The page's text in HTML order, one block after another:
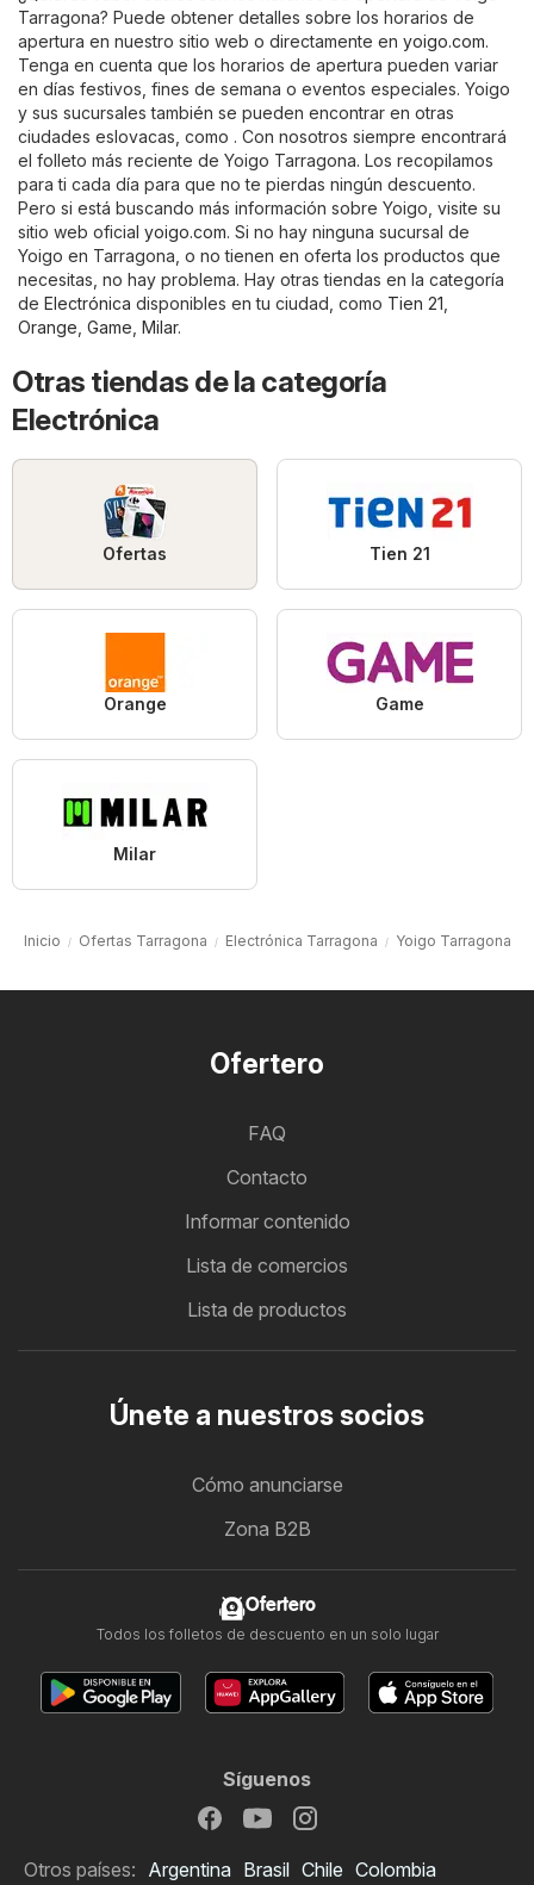
Tarragona? Puede obtener detalles sobre los horarios de
apertura en nuestro sitio web o directamente en yoigo.com.
Tenga en cuenta que los horarios de apertura pueden variar
en días festivos, fines de semana o eventos especiales. Yoigo
y sus sucursales también se pueden encontrar en otras
ciudades eslovacas, como . Con nosotros siempre encontrará
el folleto más reciente de Yoigo Tarragona. Los recopilamos
para ti cada día para que no te pierdas ningún descuento.
Pero si está buscando más información sobre Yoigo, visite su
sitio web oficial yoigo.com. Si no hay ninguna sucursal de
Yoigo en Tarragona, o no tienen en oferta los productos que
necesitas, no hay problema. Hay otras tiendas en la categoría
de Electrónica disponibles en tu ciudad, como Tien 21
Orange Game Milar.
Otras tiendas de la categoría
Electrónica
Ofertas Tien 21
Orange Game
Milar
Inicio Ofertas Tarragona Electrónica Tarragona Yoigo Tarragona
Ofertero
FAQ
Contacto
Informar contenido
Lista de comercios
Lista de productos
Únete a nuestros socios
Cómo anunciarse
Zona B2B
Ofertero
Todos los folletos de descuento en un solo lugar
Síguenos
Otros países: Argentina Brasil Chile Colombia